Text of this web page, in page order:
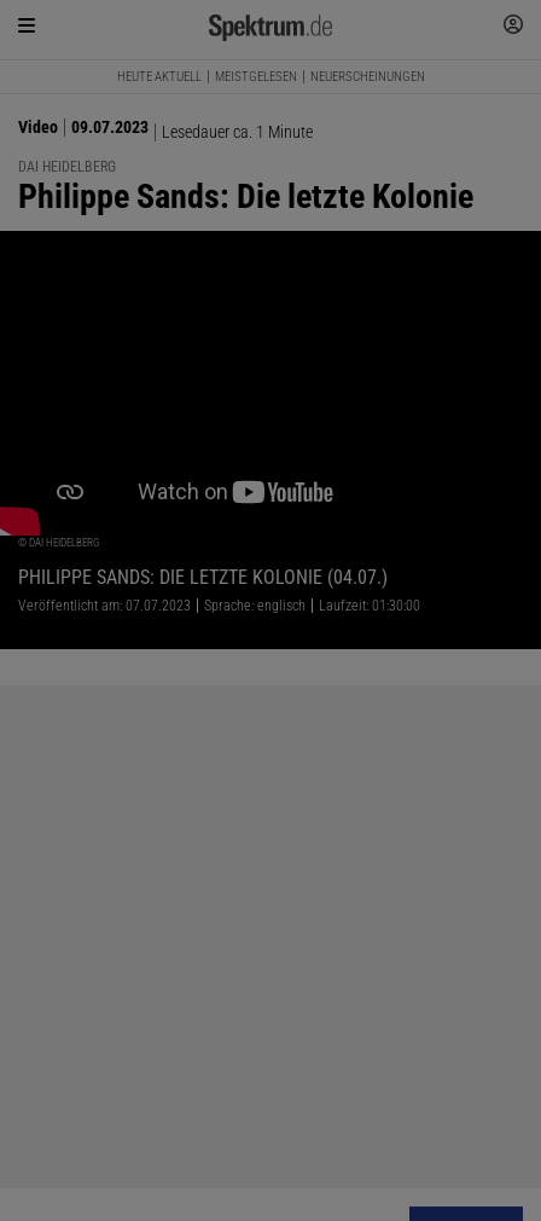
HEUTE AKTUELL MEISTGELESEN NEUERSCHEINUNGEN
Video 09.07.2023 Lesedauer ca. 1 Minute
DAI HEIDELBERG
:
Philippe Sands: Die letzte Kolonie
© DAI HEIDELBERG
PHILIPPE SANDS: DIE LETZTE KOLONIE (04.07.)
Veröffentlicht am: 07.07.2023 Sprache: englisch Laufzeit: 01:30:00